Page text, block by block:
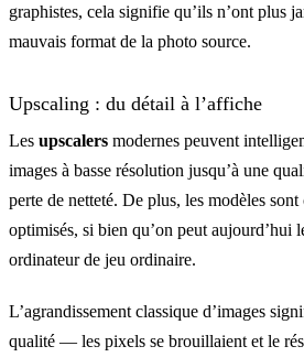
graphistes, cela signifie qu’ils n’ont plus
mauvais format de la photo source.
Upscaling : du détail à l’affiche
Les upscalers modernes peuvent
images à basse résolution jusqu’à une
perte de netteté. De plus, les modèles
optimisés, si bien qu’on peut aujourd’hui
ordinateur de jeu ordinaire.
L’agrandissement classique d’images
qualité — les pixels se brouillaient et le